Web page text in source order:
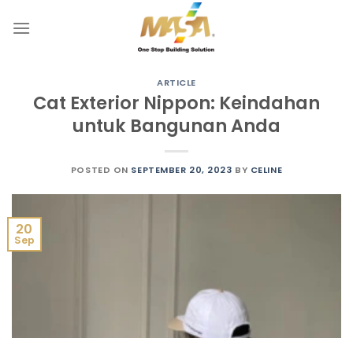
ARTICLE
Cat Exterior Nippon: Keindahan
untuk Bangunan Anda
POSTED ON SEPTEMBER 20, 2023 BY CELINE
20
Sep